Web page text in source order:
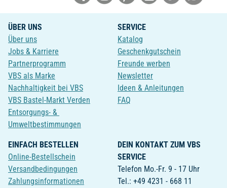
ÜBER UNS
Über uns
Jobs & Karriere
Partnerprogramm
VBS als Marke
Nachhaltigkeit bei VBS
VBS Bastel-Markt Verden
Entsorgungs- &
Umweltbestimmungen
SERVICE
Katalog
Geschenkgutschein
Freunde werben
Newsletter
Ideen & Anleitungen
FAQ
EINFACH BESTELLEN
Online-Bestellschein
Versandbedingungen
Zahlungsinformationen
DEIN KONTAKT ZUM VBS
SERVICE
Telefon Mo.-Fr. 9 - 17 Uhr
Tel.: +49 4231 - 668 11